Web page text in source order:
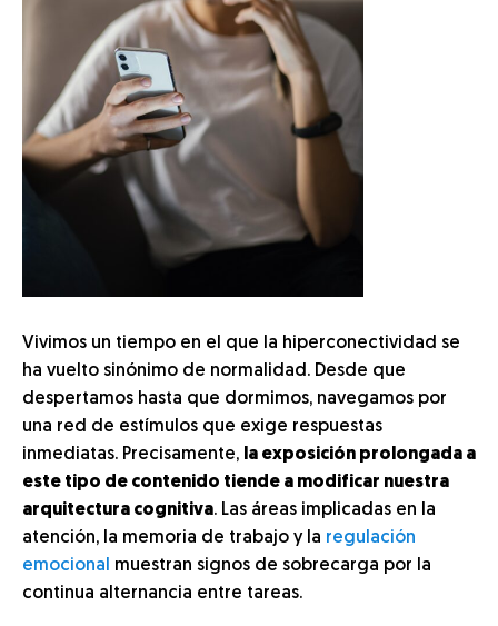
Vivimos un tiempo en el que la hiperconectividad se
ha vuelto sinónimo de normalidad. Desde que
despertamos hasta que dormimos, navegamos por
una red de estímulos que exige respuestas
inmediatas. Precisamente, la exposición prolongada a
este tipo de contenido tiende a modificar nuestra
arquitectura cognitiva. Las áreas implicadas en la
atención, la memoria de trabajo y la regulación
emocional
muestran signos de sobrecarga por la
continua alternancia entre tareas.